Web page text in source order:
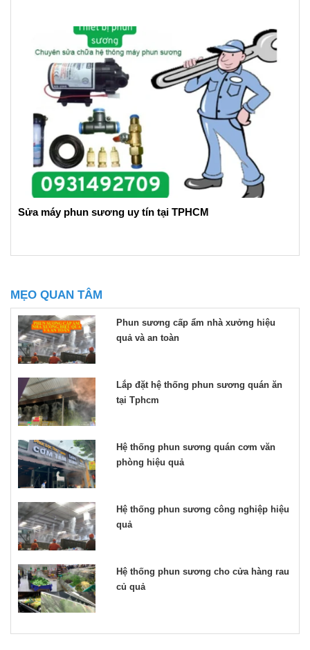
Sửa máy phun sương uy tín tại TPHCM
MẸO QUAN TÂM
Phun sương cấp ẩm nhà xưởng hiệu
quả và an toàn
Lắp đặt hệ thống phun sương quán ăn
tại Tphcm
Hệ thống phun sương quán cơm văn
phòng hiệu quả
Hệ thống phun sương công nghiệp hiệu
quả
Hệ thống phun sương cho cửa hàng rau
củ quả